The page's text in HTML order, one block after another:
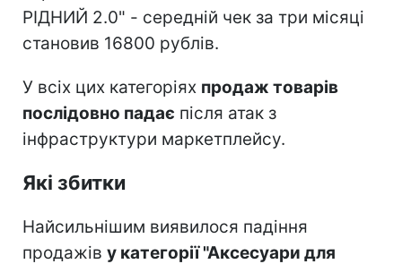
РІДНИЙ 2.0" - середній чек за три місяці
становив 16800 рублів.
У всіх цих категоріях продаж товарів
послідовно падає після атак з
інфраструктури маркетплейсу.
Які збитки
Найсильнішим виявилося падіння
продажів у категорії "Аксесуари для